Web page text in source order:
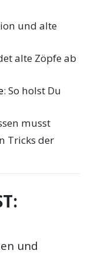
und alte
alte Zöpfe ab
: So holst Du
musst
Tricks der
und